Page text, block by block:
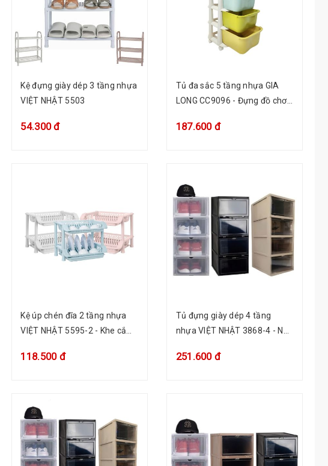
Kệ đựng giày dép 3 tầng nhựa
VIỆT NHẬT 5503
54.300 đ
Tủ đa sắc 5 tầng nhựa GIA
LONG CC9096 - Đựng đồ chơi,
187.600 đ
Kệ úp chén đĩa 2 tầng nhựa
VIỆT NHẬT 5595-2 - Khe cắm
118.500 đ
Tủ đựng giày dép 4 tầng
nhựa VIỆT NHẬT 3868-4 - Nắp
251.600 đ